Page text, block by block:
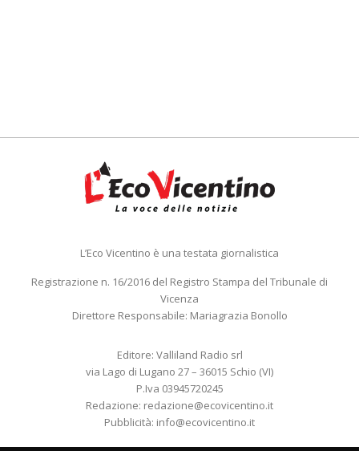
L’Eco Vicentino è una testata giornalistica
Registrazione n. 16/2016 del Registro Stampa del Tribunale di
Vicenza
Direttore Responsabile: Mariagrazia Bonollo
Editore: Valliland Radio srl
via Lago di Lugano 27 – 36015 Schio (VI)
P.Iva 03945720245
Redazione: redazione@ecovicentino.it
Pubblicità: info@ecovicentino.it